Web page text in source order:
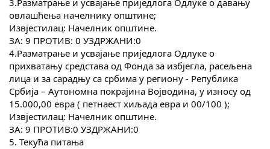
Пољопривреда
Туризам
Спорт
ЦИВИЛНА ЗАШТИТА
КОНТАКТ
3.Разматрање и усвајање приједлога Одлуке о давању
овлашћења начелнику општине;
Извјестилац: Начелник општине.
ЗА: 9 ПРОТИВ: 0 УЗДРЖАНИ:0
4.Разматрање и усвајање приједлога Одлуке о
прихватању средстава од Фонда за избјегла, расељена
лица и за сарадњу са србима у региону - Република
Србија – Аутономна покрајина Војводина, у износу од
15.000,00 евра ( петнаест хиљада евра и 00/100 );
Извјестилац: Начелник општине.
ЗА: 9 ПРОТИВ:0 УЗДРЖАНИ:0
5. Текућа питања